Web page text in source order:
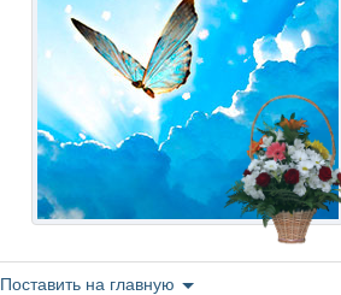
Поставить на главную